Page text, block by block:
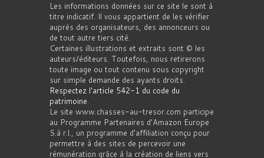
Les informations données sur ce site le sont à
titre indicatif. Il vous appartient de les vérifier
auprès des organisateurs, des annonceurs ou
de tout autre tiers cité.
Certaines illustrations et extraits sont © les
auteurs/éditeurs. Toutefois, nous retirerons
toute image ou tout contenu sous copyright
sur simple demande des ayants droits.
Respectez l'article 542-1 du code du
patrimoine.
Le site www.chasses-au-tresor.com participe
au Programme Partenaires d’Amazon Europe
S.à r.l., un programme d’affiliation conçu pour
permettre à des sites de percevoir une
rémunération grâce à la création de liens vers